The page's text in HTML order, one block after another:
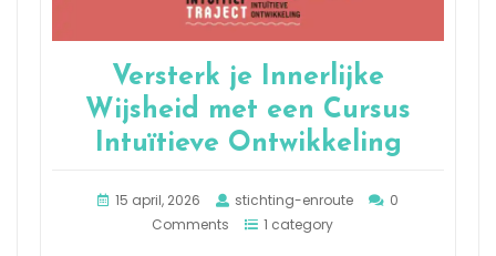
Versterk je Innerlijke
Wijsheid met een Cursus
Intuïtieve Ontwikkeling
15 april, 2026 stichting-enroute
0
Comments
1 category